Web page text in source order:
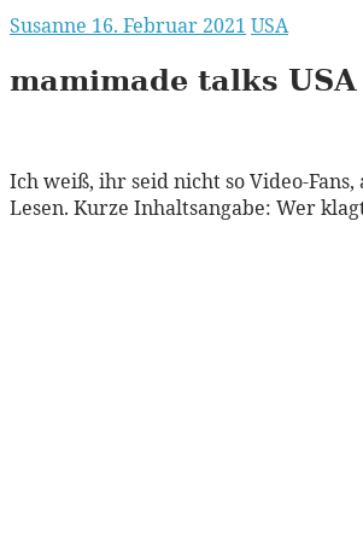
Susanne 16. Februar 2021 USA
mamimade talks USA
Ich weiß, ihr seid nicht so Video-
Lesen. Kurze Inhaltsangabe: Wer